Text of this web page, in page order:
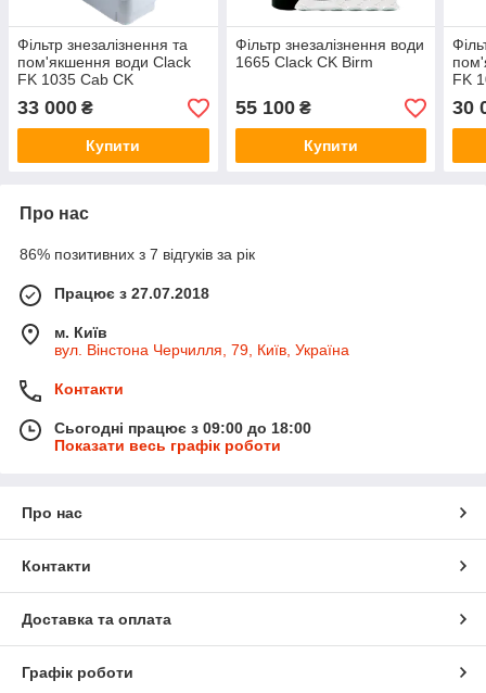
Фільтр знезалізнення та
пом'якшення води Clack
FK 1035 Сab CK
33 000 ₴
Купити
Фільтр знезалізнення води
1665 Clack CK Birm
55 100₴
Купити
FK
30
Про нас
86% позитивних з 7 відгуків за рік
Працює з 27.07.2018
м. Київ
вул. Вінстона Черчилля, 79, Київ, Україна
Контакти
Сьогодні працює з 09:00 до 18:00
Показати весь графік роботи
Про нас
Контакти
Доставка та оплата
Графік роботи